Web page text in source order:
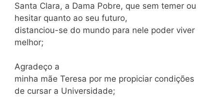
Santa Clara, a Dama Pobre, que sem temer ou
hesitar quanto ao seu futuro,
distanciou-se do mundo para nele poder viver
melhor;
Agradeço a
minha mãe Teresa por me propiciar condições
de cursar a Universidade;